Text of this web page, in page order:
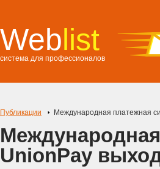
Weblist
система для профессионалов
Публикации Международная платежная
UnionPay